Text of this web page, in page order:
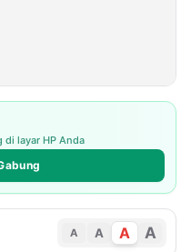
di layar HP Anda
A A A A